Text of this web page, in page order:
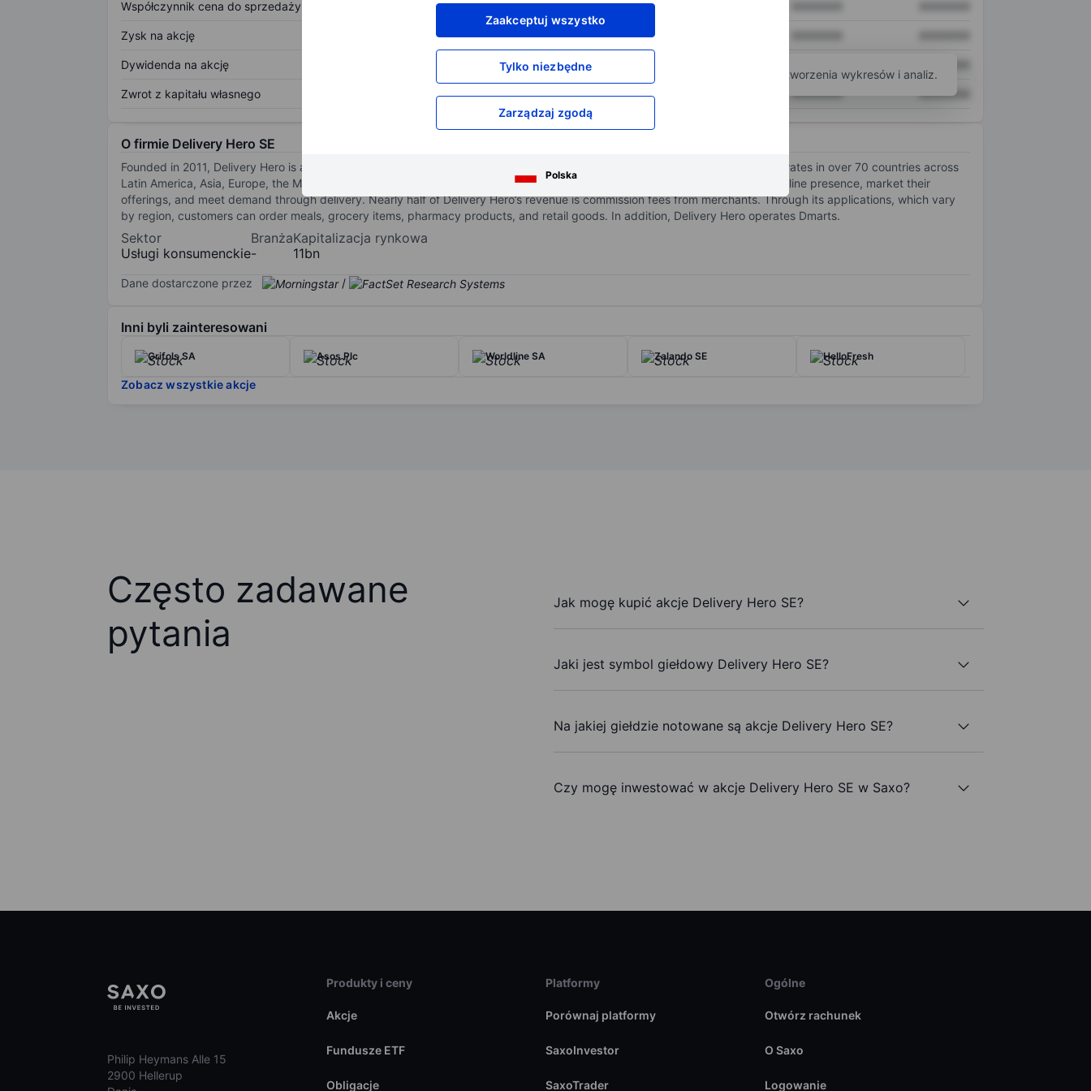
Zaakceptuj wszystko
Tylko niezbędne
Zarządzaj zgodą
Polska
Współczynnik cena do sprzedaży XXXXXXX
Zysk na akcję XXXXXXX
Dywidenda na akcję XXXXXXX
Zwrot z kapitału własnego XXXXXXX XXXXXXX XXXXXXX
Otwórz kontoaby uzyskać dostęp do większej ilości narzędzi do tworzenia wykresów i analiz.
O firmie Delivery Hero SE
Founded in 2011, Delivery Hero is an online delivery demand aggregator. The company is headquartered in Germany and operates in over 70 countries across
Latin America, Asia, Europe, the Middle East, and Africa. Delivery Hero creates a marketplace for merchants to establish an online presence, market their
offerings, and meet demand through delivery. Nearly half of Delivery Hero’s revenue is commission fees from merchants. Through its applications, which vary
by region, customers can order meals, grocery items, pharmacy products, and retail goods. In addition, Delivery Hero operates Dmarts.
Sektor
Usługi konsumenckie
Branża
-
Kapitalizacja rynkowa
11bn
Dane dostarczone przez /
Inni byli zainteresowani
Grifols SA Asos Plc Worldline SA Zalando SE HelloFresh
Zobacz wszystkie akcje
Często zadawane
pytania
Jak mogę kupić akcje Delivery Hero SE?
Jaki jest symbol giełdowy Delivery Hero SE?
Na jakiej giełdzie notowane są akcje Delivery Hero SE?
Czy mogę inwestować w akcje Delivery Hero SE w Saxo?
Philip Heymans Alle 15
2900 Hellerup
Produkty i ceny
Akcje
Fundusze ETF
Obligacje
Platformy
Porównaj platformy
SaxoInvestor
SaxoTrader
Ogólne
Otwórz rachunek
O Saxo
Logowanie